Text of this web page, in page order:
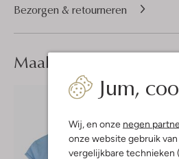
Jum,
Wij, en onze negen
onze website gebruik
vergelijkbare technieken
Bezorgen & retourneren
Maak je